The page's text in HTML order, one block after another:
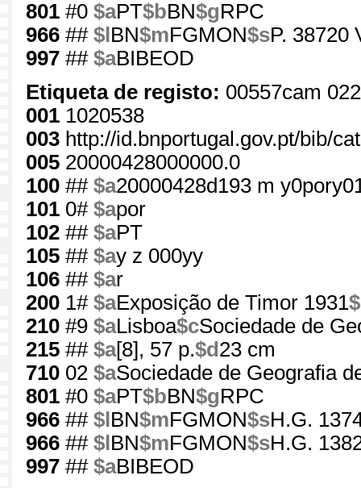
801 #0 $aPT$bBN$gRPC
966 ## $l BN$mFGMON$sP. 38720
997 ## $aBIBEOD
Etiqueta de registo: 00557cam
001 1020538
003 http://id.bnportugal.gov.pt/bib/
005 20000428000000.0
100 ## $a20000428d193 m
101 0# $apor
102 ## $aPT
105 ## $ay z 000yy
106 ## $ar
200 1# $aExposição de Timor 1931
210 #9 $aLisboa$cSociedade de
215 ## $a[8], 57 p.$d 23 cm
710 02 $aSociedade de Geografia
801 #0 $aPT$bBN$gRPC
966 ## $l BN$mFGMON$sH.G.
966 ## $l BN$mFGMON$sH.G.
997 ## $aBIBEOD